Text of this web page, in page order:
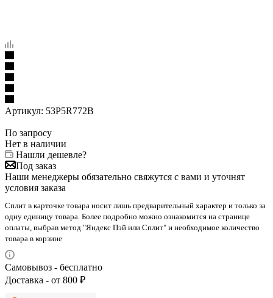
Артикул: 53P5R772B
По запросу
Нет в наличии
Нашли дешевле?
Под заказ
Наши менеджеры обязательно свяжутся с вами и уточнят
условия заказа
Сплит в карточке товара носит лишь предварительный характер и только за
одну единицу товара. Более подробно можно ознакомится на странице
оплаты, выбрав метод "Яндекс Пэй или Сплит" и необходимое количество
товара в корзине
Самовывоз - бесплатно
Доставка - от 800 ₽